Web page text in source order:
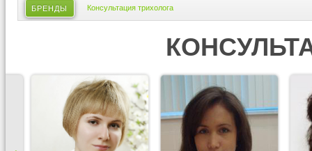
БРЕНДЫ Консультация трихолога